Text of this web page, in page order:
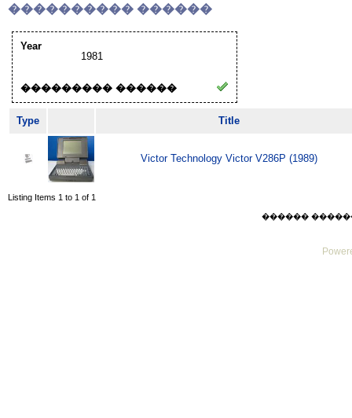
���������� ������
Year
1981
��������� ������
Type Title
Victor Technology Victor V286P (1989)
Listing Items 1 to 1 of 1
������ ������